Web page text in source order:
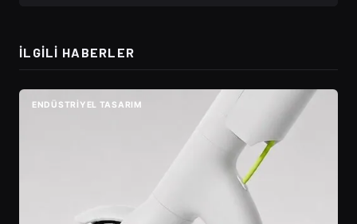
İLGILI HABERLER
ENDÜSTRIYEL TASARIM